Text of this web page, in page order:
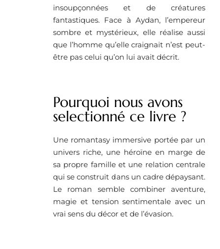
insoupçonnées et de créatures
fantastiques. Face à Aydan, l’empereur
sombre et mystérieux, elle réalise aussi
que l’homme qu’elle craignait n’est peut-
être pas celui qu’on lui avait décrit.
Pourquoi nous avons
selectionné ce livre ?
Une romantasy immersive portée par un
univers riche, une héroïne en marge de
sa propre famille et une relation centrale
qui se construit dans un cadre dépaysant.
Le roman semble combiner aventure,
magie et tension sentimentale avec un
vrai sens du décor et de l’évasion.